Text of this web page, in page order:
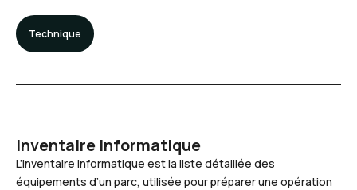
Technique
Inventaire informatique
L’inventaire informatique est la liste détaillée des
équipements d’un parc, utilisée pour préparer une opération